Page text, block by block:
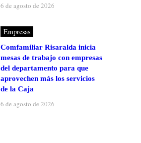
6 de agosto de 2026
Empresas
Comfamiliar Risaralda inicia
mesas de trabajo con empresas
del departamento para que
aprovechen más los servicios
de la Caja
6 de agosto de 2026